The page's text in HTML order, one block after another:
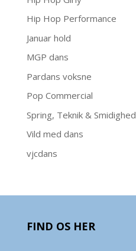
Hip Hop Performance
Januar hold
MGP dans
Pardans voksne
Pop Commercial
Spring, Teknik & Smidighed
Vild med dans
vjcdans
FIND OS HER